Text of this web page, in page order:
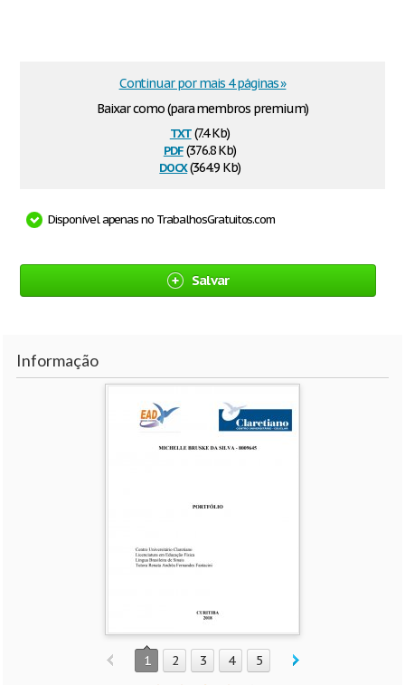
Baixar como (para membros premium)
txt(7.4 Kb)
pdf(376.8 Kb)
docx(364.9 Kb)
Continuar por mais 4 páginas »
Disponível apenas no TrabalhosGratuitos.com
Salvar
Informação
1 2 3 4 5